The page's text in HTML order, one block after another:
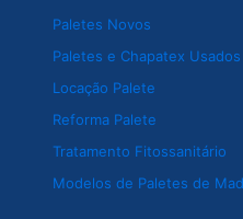
Paletes Novos
Paletes e Chapatex Usados
Locação Palete
Reforma Palete
Tratamento Fitossanitário
Modelos de Paletes de